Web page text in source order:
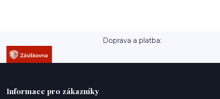
Doprava a platba:
Informace pro zákazníky